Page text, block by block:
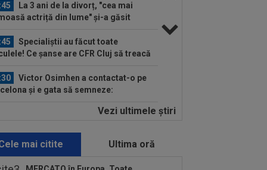
La 3 ani de la divorț, "cea mai
actriță din lume" și-a găsit
Specialiștii au făcut toate
Ce șanse are CFR Cluj să treacă
Victor Osimhen a contactat-o pe
și e gata să semneze:
Norvegienii i-au ”luat tare” pe
EXCLUSIV
Ioan Andone nu a
milă de jucătorul plătit cu 25.000€ pe
Vezi ultimele ştiri
mai citite Ultima oră